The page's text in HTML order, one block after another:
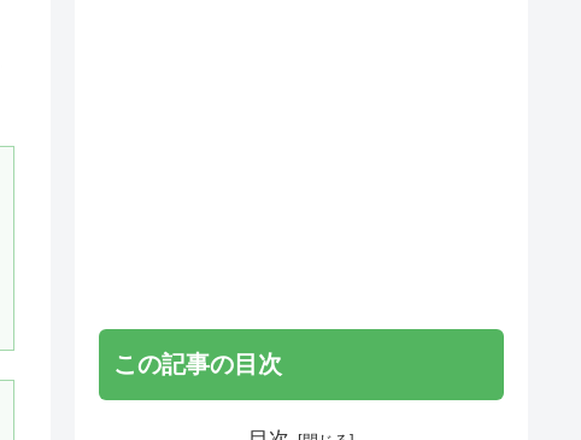
この記事の目次